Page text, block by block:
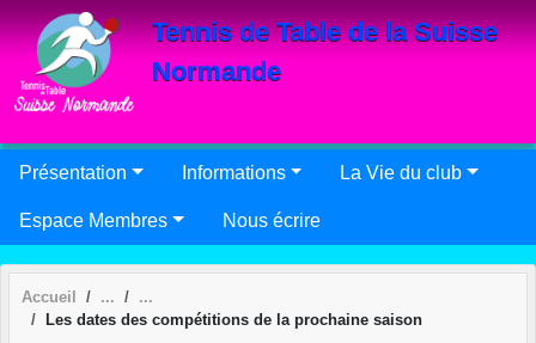
Tennis de Table de la Suisse
Normande
Présentation Informations La Vie du club
Espace Membres Nous écrire
Accueil
Les dates des compétitions de la prochaine saison
Panneau de gestion des cookies